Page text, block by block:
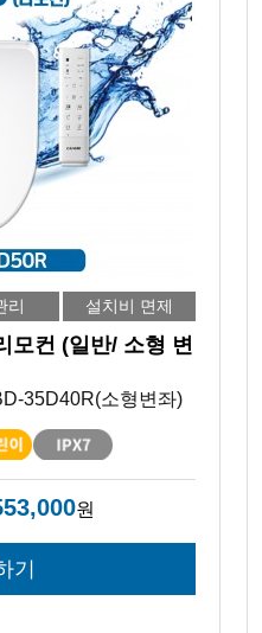
리 설치비 면제
모컨 (일반/ 소형 변
35D40R(소형변좌)
원